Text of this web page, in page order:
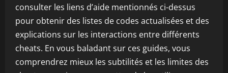
consulter les liens d’aide mentionnés ci-dessus
pour obtenir des listes de codes actualisées et des
explications sur les interactions entre différents
cheats. En vous baladant sur ces guides, vous
comprendrez mieux les subtilités et les limites des